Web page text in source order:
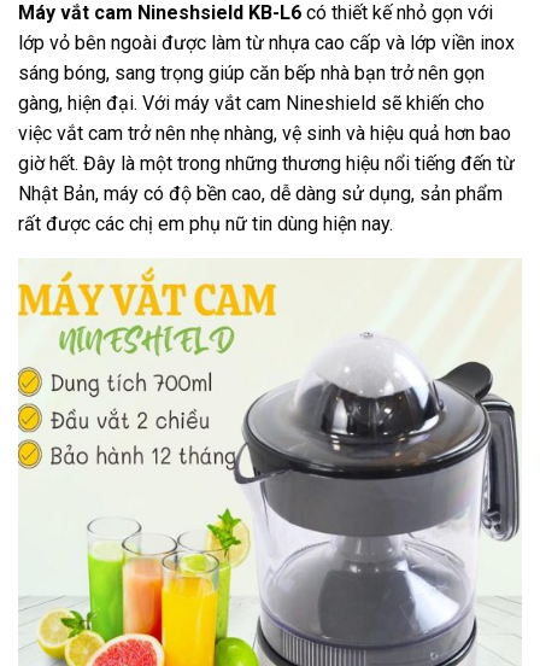
Máy vắt cam Nineshsield KB-L6 có thiết kế nhỏ gọn với
lớp vỏ bên ngoài được làm từ nhựa cao cấp và lớp viền inox
sáng bóng, sang trọng giúp căn bếp nhà bạn trở nên gọn
gàng, hiện đại. Với máy vắt cam Nineshield sẽ khiến cho
việc vắt cam trở nên nhẹ nhàng, vệ sinh và hiệu quả hơn bao
giờ hết. Đây là một trong những thương hiệu nổi tiếng đến từ
Nhật Bản, máy có độ bền cao, dễ dàng sử dụng, sản phẩm
rất được các chị em phụ nữ tin dùng hiện nay.